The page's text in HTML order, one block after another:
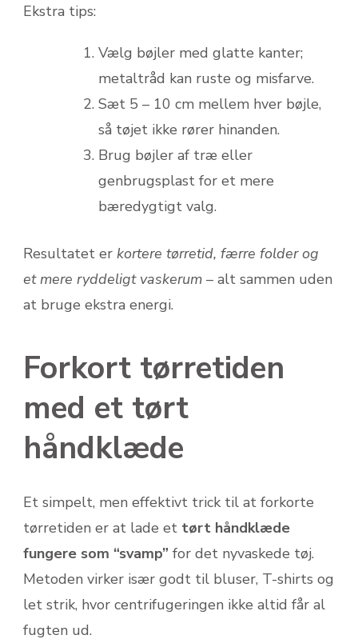
Ekstra tips:
Vælg bøjler med glatte kanter;
metaltråd kan ruste og misfarve.
Sæt 5 – 10 cm mellem hver bøjle,
så tøjet ikke rører hinanden.
Brug bøjler af træ eller
genbrugsplast for et mere
bæredygtigt valg.
Resultatet er kortere tørretid, færre folder og
et mere ryddeligt vaskerum – alt sammen uden
at bruge ekstra energi.
Forkort tørretiden
med et tørt
håndklæde
Et simpelt, men effektivt trick til at forkorte
tørretiden er at lade et tørt håndklæde
fungere som “svamp” for det nyvaskede tøj.
Metoden virker især godt til bluser, T-shirts og
let strik, hvor centrifugeringen ikke altid får al
fugten ud.